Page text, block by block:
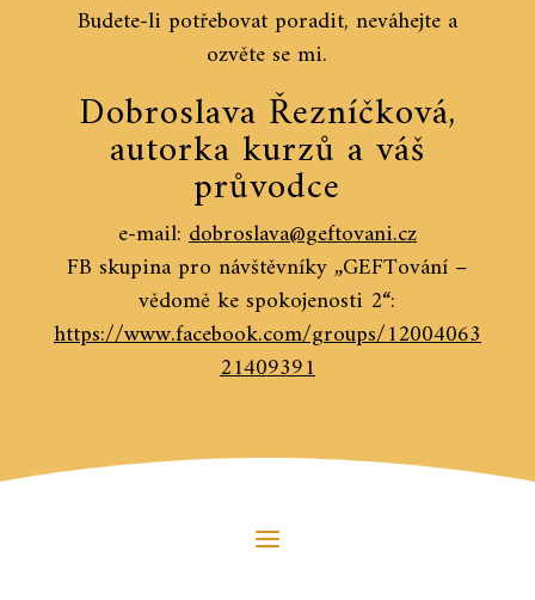
Budete-li potřebovat poradit, neváhejte a
ozvěte se mi.
Dobroslava Řezníčková,
autorka kurzů a váš
průvodce
e-mail: dobroslava@geftovani.cz
FB skupina pro návštěvníky „GEFTování –
vědomě ke spokojenosti 2“:
https://www.facebook.com/groups/12004063
21409391